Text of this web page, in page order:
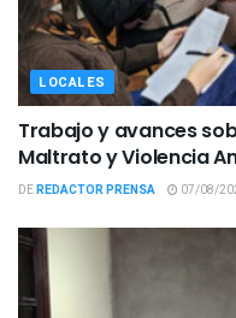
LOCALES
Trabajo y avances
Maltrato y Violencia
DEREDACTOR PRENSA 07/08/